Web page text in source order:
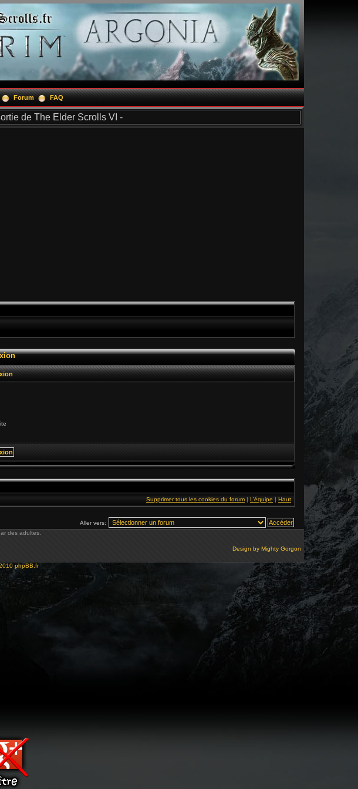
Forum FAQ
de The Elder Scrolls VI -
Supprimer tous les cookies du forum | L’équipe | Haut
Aller vers:
des adultes.
Design by Mighty Gorgon
phpBB.fr